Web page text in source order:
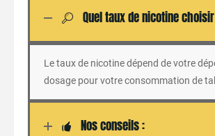
Quel taux de nicotine
Le taux de nicotine dépend de votre
dosage pour votre consommation de
Nos conseils :